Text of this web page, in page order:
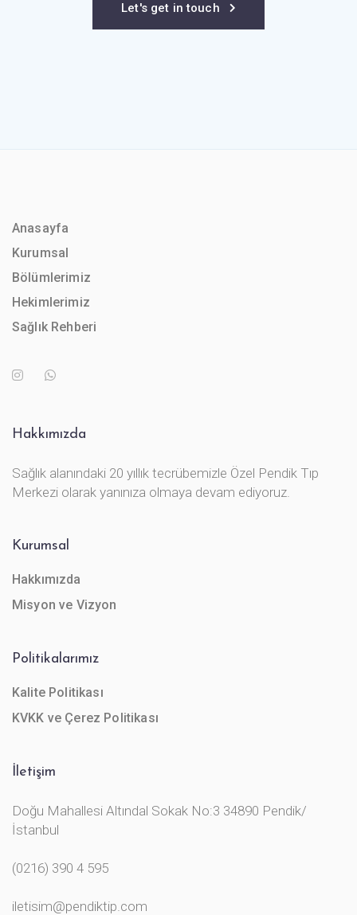
Let's get in touch
Anasayfa
Kurumsal
Bölümlerimiz
Hekimlerimiz
Sağlık Rehberi
Hakkımızda
Sağlık alanındaki 20 yıllık tecrübemizle Özel Pendik Tıp
Merkezi olarak yanınıza olmaya devam ediyoruz.
Kurumsal
Hakkımızda
Misyon ve Vizyon
Politikalarımız
Kalite Politikası
KVKK ve Çerez Politikası
İletişim
Doğu Mahallesi Altındal Sokak No:3 34890 Pendik/
İstanbul
(0216) 390 4 595
iletisim@pendiktip.com